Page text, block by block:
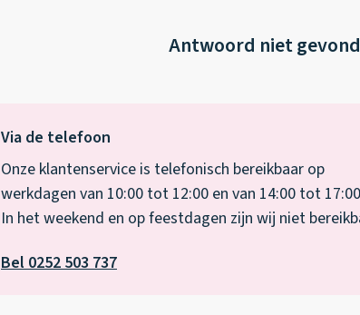
Antwoord niet
Via de telefoon
Onze klantenservice is telefonisch bereikbaar op
werkdagen van 10:00 tot 12:00 en van 14:00 tot
In het weekend en op feestdagen zijn wij niet
Bel 0252 503 737